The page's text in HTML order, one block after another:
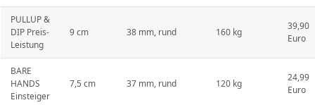
PULLUP &
DIP Preis-
Leistung
9 cm 38 mm, rund 160 kg
39,90
Euro
BARE
HANDS
Einsteiger
7,5 cm 37 mm, rund 120 kg
24,99
Euro